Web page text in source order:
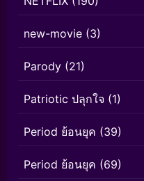
new-movie (3)
Parody (21)
Patriotic ปลุกใจ (1)
Period ย้อนยุค (39)
Period ย้อนยุค (69)